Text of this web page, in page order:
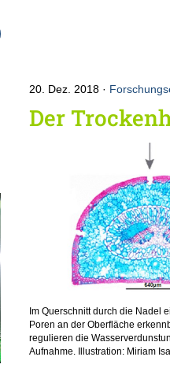
20. Dez. 2018
Der
Im Querschnitt durch die Nadel
Poren an der Oberfläche
regulieren die
Aufnahme. Illustration: Miriam